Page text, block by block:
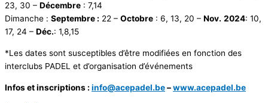
23, 30 – Décembre : 7,14
Dimanche : Septembre : 22 – Octobre : 6, 13, 20 – Nov. 2024: 10,
17, 24 – Déc.: 1,8,15
*Les dates sont susceptibles d’être modifiées en fonction des
interclubs PADEL et d’organisation d’événements
Infos et inscriptions : info@acepadel.be–www.acepadel.be